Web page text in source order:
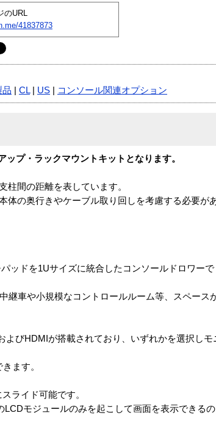
のURL
41837873
品 CL| US コンソール関連オプション
プ・ラックマウントキットとなります。
間の距離を表しています。
の奥行きやケーブル取り回しを考慮する必要が
ッドを1Uサイズに統合したコンソールドロワーで
継車や小規模なコントロールルーム等、スペース
びHDMIが搭載されており、いずれかを選択しモ
ます。
ライド可能です。
モジュールのみを起こして画面を表示できるの